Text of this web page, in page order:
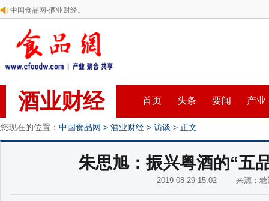
中国食品网-酒业财经。
酒业财经 首页 头条 要闻 产业
您现在的位置： 中国食品网 > 酒业财经 > 访谈 > 正文
朱思旭：振兴粤酒的“五
2019-08-29 15:02 来源：糖